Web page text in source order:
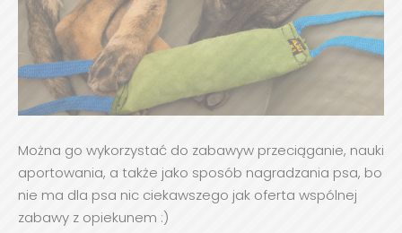
Można go wykorzystać do zabawyw przeciąganie, nauki
aportowania, a także jako sposób nagradzania psa, bo
nie ma dla psa nic ciekawszego jak oferta wspólnej
zabawy z opiekunem :)